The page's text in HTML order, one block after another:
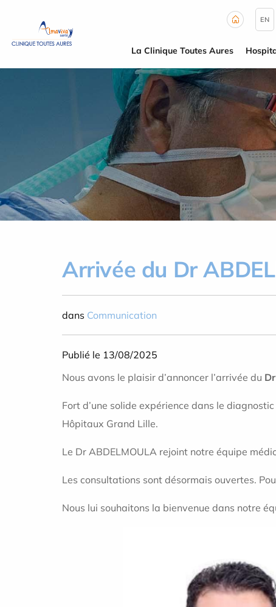
EN
La Clinique Toutes Aures
Arrivée du Dr
dans Communication
Publié le 13/08/2025
Nous avons le plaisir d’annoncer l’arrivée du
Fort d’une solide expérience dans le
Hôpitaux Grand Lille.
Le Dr ABDELMOULA rejoint notre équipe
Les consultations sont désormais ouvertes.
Nous lui souhaitons la bienvenue dans notre